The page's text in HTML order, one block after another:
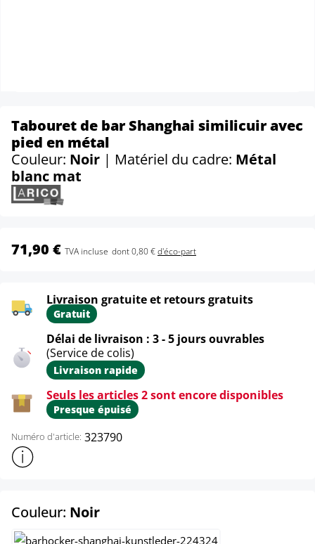
Tabouret de bar Shanghai similicuir avec
pied en métal
Couleur: Noir | Matériel du cadre: Métal
blanc mat
71,90 € TVA incluse dont 0,80 €d'éco-part
Livraison gratuite et retours gratuits
Gratuit
Délai de livraison : 3 - 5 jours ouvrables
(Service de colis)
Livraison rapide
Seuls les articles 2 sont encore disponibles
Presque épuisé
Numéro d'article: 323790
Afficher plus d'informations sur le produit
Couleur: Noirselect